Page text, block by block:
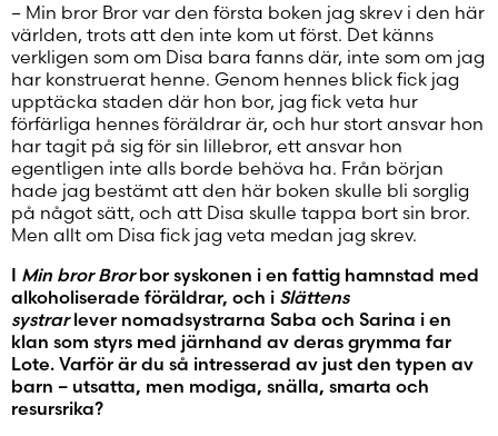
– Min bror Bror var den första boken jag skrev i den här
världen, trots att den inte kom ut först. Det känns
verkligen som om Disa bara fanns där, inte som om jag
har konstruerat henne. Genom hennes blick fick jag
upptäcka staden där hon bor, jag fick veta hur
förfärliga hennes föräldrar är, och hur stort ansvar hon
har tagit på sig för sin lillebror, ett ansvar hon
egentligen inte alls borde behöva ha. Från början
hade jag bestämt att den här boken skulle bli sorglig
på något sätt, och att Disa skulle tappa bort sin bror.
Men allt om Disa fick jag veta medan jag skrev.
I Min bror Brorbor syskonen i en fattig hamnstad med
alkoholiserade föräldrar, och i Slättens
systrarlever nomadsystrarna Saba och Sarina i en
klan som styrs med järnhand av deras grymma far
Lote. Varför är du så intresserad av just den typen av
barn – utsatta, men modiga, snälla, smarta och
resursrika?